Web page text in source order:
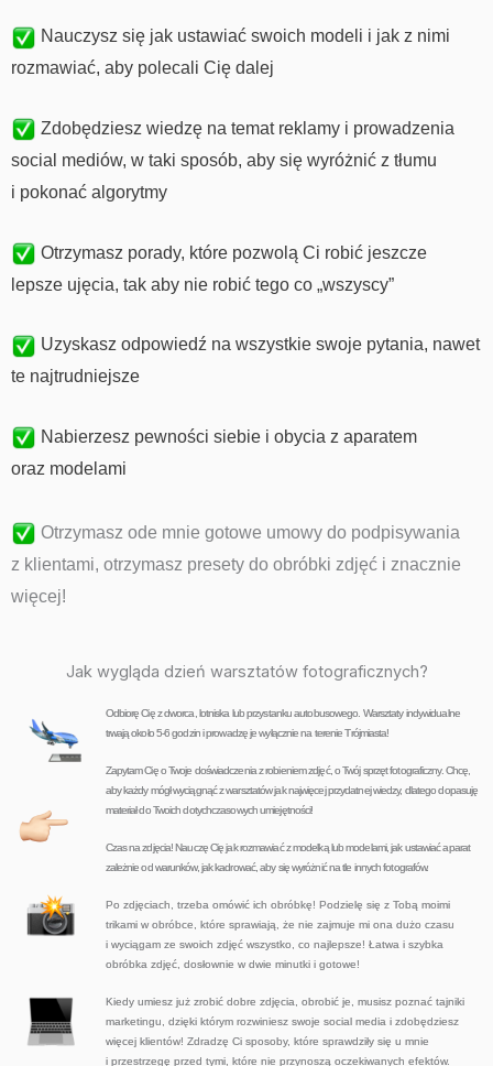
Nauczysz się jak ustawiać swoich modeli i jak z nimi
rozmawiać, aby polecali Cię dalej
Zdobędziesz wiedzę na temat reklamy i prowadzenia
social mediów, w taki sposób, aby się wyróżnić z tłumu
i pokonać algorytmy
Otrzymasz porady, które pozwolą Ci robić jeszcze
lepsze ujęcia, tak aby nie robić tego co „wszyscy”
Uzyskasz odpowiedź na wszystkie swoje pytania, nawet
te najtrudniejsze
Nabierzesz pewności siebie i obycia z aparatem
oraz modelami
Otrzymasz ode mnie gotowe umowy do podpisywania
z klientami, otrzymasz presety do obróbki zdjęć i znacznie
więcej!
Jak wygląda dzień warsztatów fotograficznych?
Odbiorę Cię z dworca, lotniska lub przystanku autobusowego. Warsztaty indywidualne
trwają około 5-6 godzin i prowadzę je wyłącznie na terenie Trójmiasta!
Zapytam Cię o Twoje doświadczenia z robieniem zdjęć, o Twój sprzęt fotograficzny. Chcę,
aby każdy mógł wyciągnąć z warsztatów jak najwięcej przydatnej wiedzy, dlatego dopasuję
materiał do Twoich dotychczasowych umiejętności!
Czas na zdjęcia! Nauczę Cię jak rozmawiać z modelką lub modelami, jak ustawiać aparat
zależnie od warunków, jak kadrować, aby się wyróżnić na tle innych fotografów.
Po zdjęciach, trzeba omówić ich obróbkę! Podzielę się z Tobą moimi
trikami w obróbce, które sprawiają, że nie zajmuje mi ona dużo czasu
i wyciągam ze swoich zdjęć wszystko, co najlepsze! Łatwa i szybka
obróbka zdjęć, dosłownie w dwie minutki i gotowe!
Kiedy umiesz już zrobić dobre zdjęcia, obrobić je, musisz poznać tajniki
marketingu, dzięki którym rozwiniesz swoje social media i zdobędziesz
więcej klientów! Zdradzę Ci sposoby, które sprawdziły się u mnie
i przestrzegę przed tymi, które nie przynoszą oczekiwanych efektów.